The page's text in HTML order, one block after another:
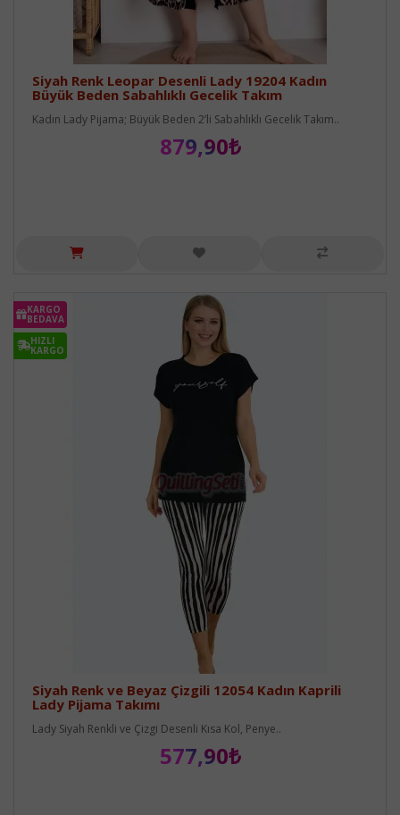
Siyah Renk Leopar Desenli Lady 19204 Kadın
Büyük Beden Sabahlıklı Gecelik Takım
Kadın Lady Pijama; Büyük Beden 2’li Sabahlıklı Gecelik Takım..
879,90₺
KARGO
BEDAVA
HIZLI
KARGO
Siyah Renk ve Beyaz Çizgili 12054 Kadın Kaprili
Lady Pijama Takımı
Lady Siyah Renkli ve Çizgi Desenli Kısa Kol, Penye..
577,90₺